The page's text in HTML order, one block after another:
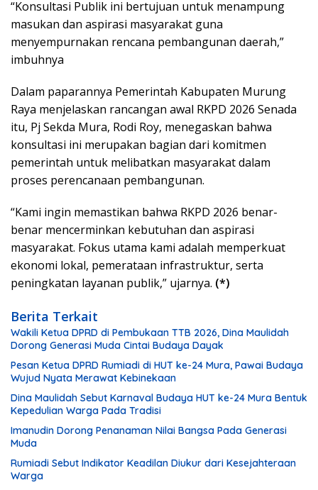
“Konsultasi Publik ini bertujuan untuk menampung
masukan dan aspirasi masyarakat guna
menyempurnakan rencana pembangunan daerah,”
imbuhnya
Dalam paparannya Pemerintah Kabupaten Murung
Raya menjelaskan rancangan awal RKPD 2026 Senada
itu, Pj Sekda Mura, Rodi Roy, menegaskan bahwa
konsultasi ini merupakan bagian dari komitmen
pemerintah untuk melibatkan masyarakat dalam
proses perencanaan pembangunan.
“Kami ingin memastikan bahwa RKPD 2026 benar-
benar mencerminkan kebutuhan dan aspirasi
masyarakat. Fokus utama kami adalah memperkuat
ekonomi lokal, pemerataan infrastruktur, serta
peningkatan layanan publik,” ujarnya. (*)
Berita Terkait
Wakili Ketua DPRD di Pembukaan TTB 2026, Dina Maulidah
Dorong Generasi Muda Cintai Budaya Dayak
Pesan Ketua DPRD Rumiadi di HUT ke-24 Mura, Pawai Budaya
Wujud Nyata Merawat Kebinekaan
Dina Maulidah Sebut Karnaval Budaya HUT ke-24 Mura Bentuk
Kepedulian Warga Pada Tradisi
Imanudin Dorong Penanaman Nilai Bangsa Pada Generasi
Muda
Rumiadi Sebut Indikator Keadilan Diukur dari Kesejahteraan
Warga